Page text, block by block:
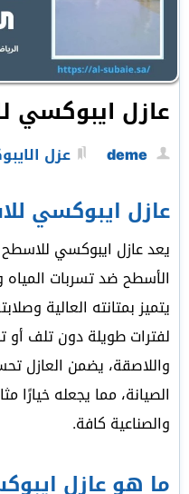
عازل ايبوكسي
deme عزل
عازل ايبوكسي
يعد عازل ايبوكسي للاسطح
الأسطح ضد تسربات المياه
يتميز بمتانته العالية
لفترات طويلة دون تلف أو
واللاصقة، يضمن العازل
الصيانة، مما يجعله خيارًا
والصناعية كافة.
ما هو عازل